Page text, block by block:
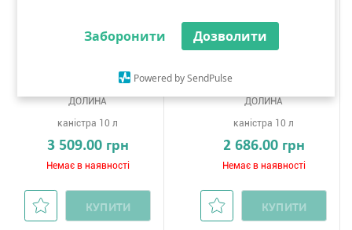
Заборонити Дозволити
Powered by SendPulse
ДОЛИНА
каністра 10 л
3 509.00 грн
Немає в наявності
КУПИТИ
Стример ВМА
ДОЛИНА
каністра 10 л
2 686.00 грн
Немає в наявності
КУПИТИ